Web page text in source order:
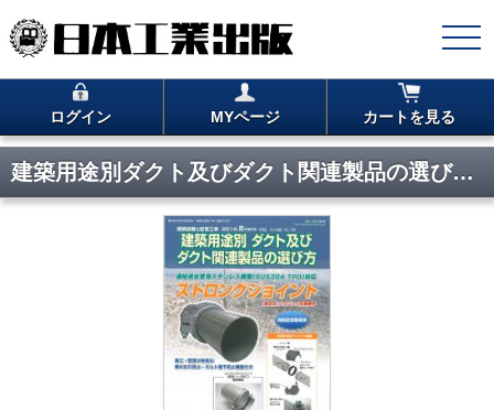
ログイン MYページ カートを見る
建築用途別ダクト及びダクト関連製品の選び方 PDF版